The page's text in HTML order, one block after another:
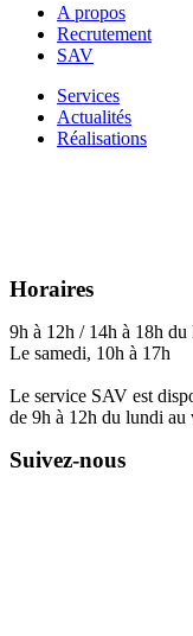
A propos
Recrutement
SAV
Services
Actualités
Réalisations
Horaires
9h à 12h / 14h à 18h
Le samedi, 10h à 17h
Le service SAV est
de 9h à 12h du lundi au
Suivez-nous